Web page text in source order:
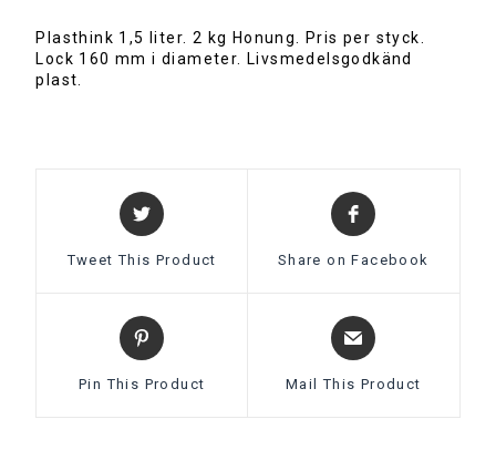
:Plasthink 1,5 liter. 2 kg Honung. Pris per styck.
Lock 160 mm i diameter. Livsmedelsgodkänd
plast.
Tweet This Product Share on Facebook
Pin This Product Mail This Product